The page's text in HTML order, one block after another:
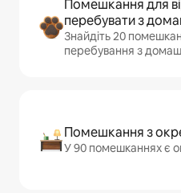
Помешкання для
перебувати з
Знайдіть 20
перебування з
Помешкання з
У 90 помешканнях є